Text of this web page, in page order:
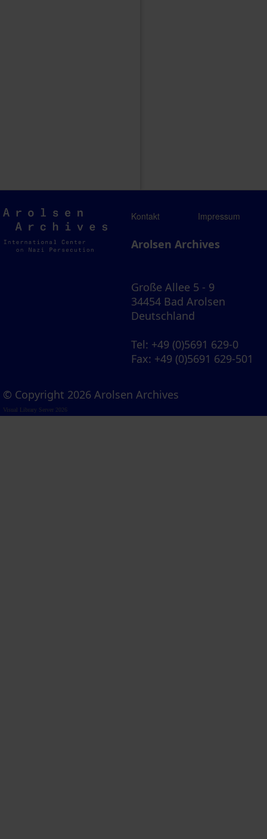
Arolsen
Archives
Kontakt Impressum
Arolsen Archives
Große Allee 5 - 9
34454 Bad Arolsen
Deutschland
Tel: +49 (0)5691 629-0
Fax: +49 (0)5691 629-501
© Copyright 2026 Arolsen Archives
Visual Library Server 2026